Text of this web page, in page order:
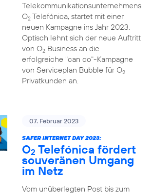
Telekommunikationsunternehmens
O2Telefónica, startet mit einer
neuen Kampagne ins Jahr 2023.
Optisch lehnt sich der neue Auftritt
von O2Business an die
erfolgreiche "can do"-Kampagne
von Serviceplan Bubble für O2
Privatkunden an.
07. Februar 2023
SAFER INTERNET DAY 2023:
O2 Telefónica fördert
souveränen Umgang
im Netz
Vom unüberlegten Post bis zum